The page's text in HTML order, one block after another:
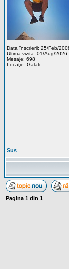
Data înscrierii: 25/Feb/
Ultima vizita: 01/Aug/2026
Mesaje: 698
Locaţie: Galati
Sus
Pagina 1 din 1